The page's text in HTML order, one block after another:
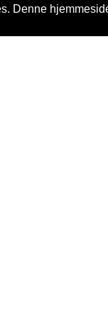
Denne